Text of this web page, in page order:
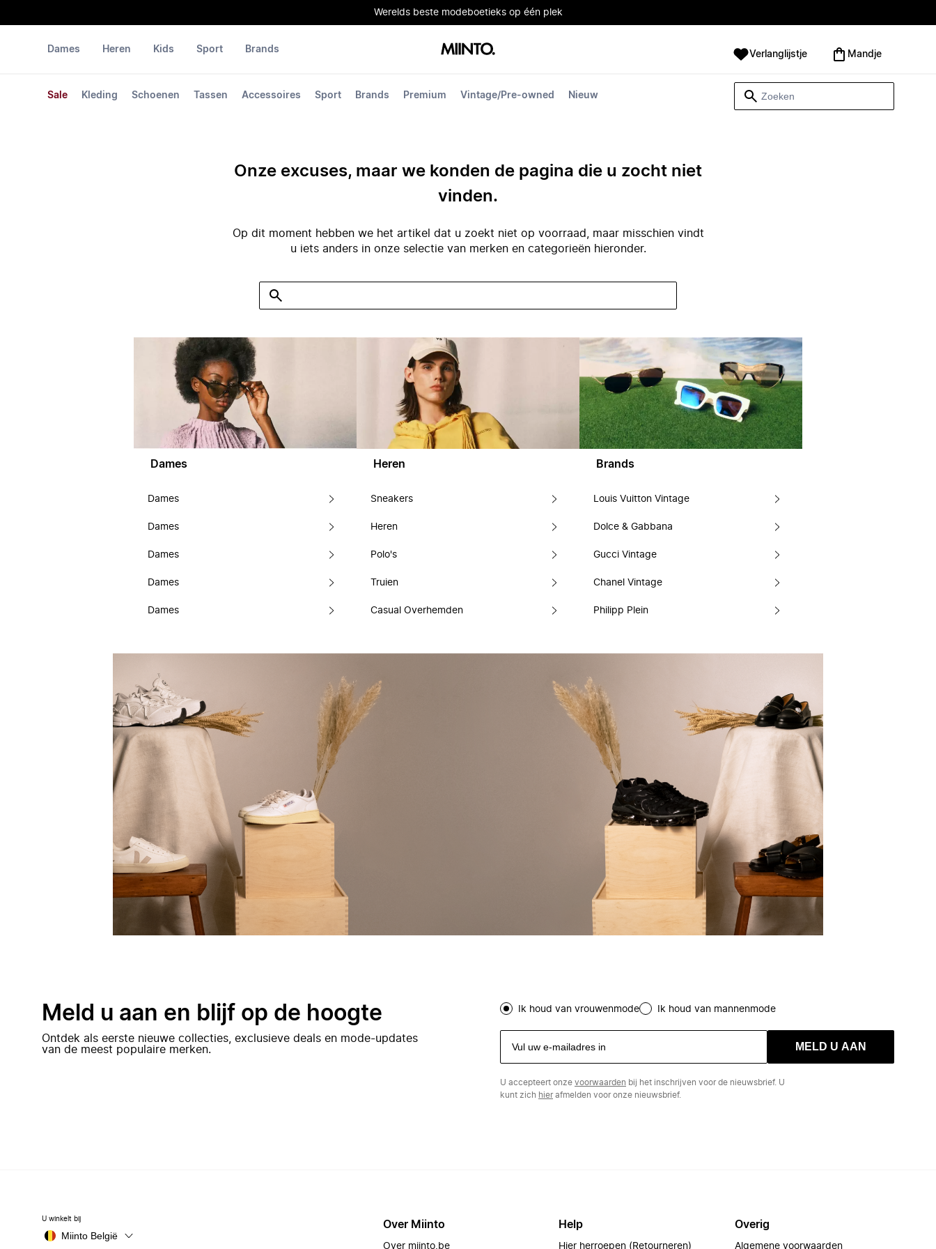
Werelds beste modeboetieks op één plek
Dames
Sale Kleding Schoenen Tassen Accessoires Sport Brands Premium Vintage/Pre-owned Nieuw
Heren Kids Sport Brands Verlanglijstje Mandje
Onze excuses, maar we konden de pagina die u zocht niet
vinden.
Op dit moment hebben we het artikel dat u zoekt niet op voorraad, maar misschien vindt
u iets anders in onze selectie van merken en categorieën hieronder.
Dames
Dames
Dames
Dames
Dames
Dames
Heren
Sneakers
Heren
Polo's
Truien
Casual Overhemden
Brands
Louis Vuitton Vintage
Dolce & Gabbana
Gucci Vintage
Chanel Vintage
Philipp Plein
Meld u aan en blijf op de hoogte
Ontdek als eerste nieuwe collecties, exclusieve deals en mode-updates
van de meest populaire merken.
Ik houd van vrouwenmode Ik houd van mannenmode
MELD U AAN
U accepteert onze voorwaarden bij het inschrijven voor de nieuwsbrief. U
kunt zich hierafmelden voor onze nieuwsbrief.
U winkelt bij
Miinto België
Over Miinto
Over miinto.be
Help
Hier herroepen (Retourneren)
Overig
Algemene voorwaarden